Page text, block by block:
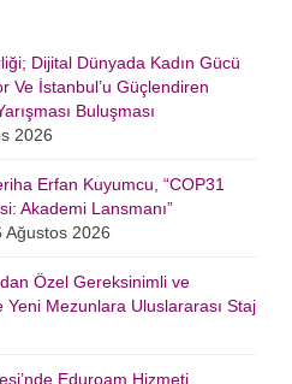
Dijital Dünyada Kadın Gücü
Ve İstanbul’u Güçlendiren
Buluşması
2026
Erfan Kuyumcu, “COP31
Akademi Lansmanı”
Ağustos 2026
Özel Gereksinimli ve
Mezunlara Uluslararası Staj
Eduroam Hizmeti